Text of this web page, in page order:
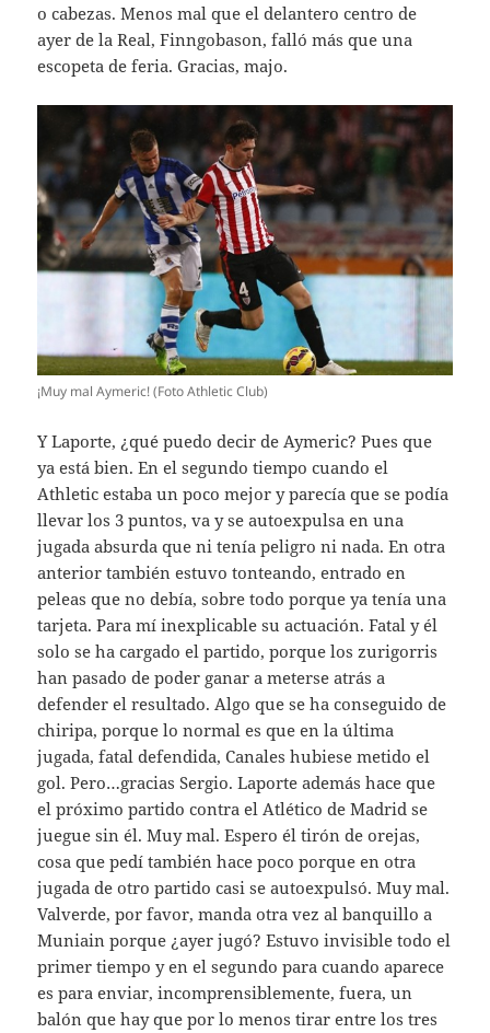
o cabezas. Menos mal que el delantero centro de
ayer de la Real, Finngobason, falló más que una
escopeta de feria. Gracias, majo.
¡Muy mal Aymeric! (Foto Athletic Club)
Y Laporte, ¿qué puedo decir de Aymeric? Pues que
ya está bien. En el segundo tiempo cuando el
Athletic estaba un poco mejor y parecía que se podía
llevar los 3 puntos, va y se autoexpulsa en una
jugada absurda que ni tenía peligro ni nada. En otra
anterior también estuvo tonteando, entrado en
peleas que no debía, sobre todo porque ya tenía una
tarjeta. Para mí inexplicable su actuación. Fatal y él
solo se ha cargado el partido, porque los zurigorris
han pasado de poder ganar a meterse atrás a
defender el resultado. Algo que se ha conseguido de
chiripa, porque lo normal es que en la última
jugada, fatal defendida, Canales hubiese metido el
gol. Pero…gracias Sergio. Laporte además hace que
el próximo partido contra el Atlético de Madrid se
juegue sin él. Muy mal. Espero él tirón de orejas,
cosa que pedí también hace poco porque en otra
jugada de otro partido casi se autoexpulsó. Muy mal.
Valverde, por favor, manda otra vez al banquillo a
Muniain porque ¿ayer jugó? Estuvo invisible todo el
primer tiempo y en el segundo para cuando aparece
es para enviar, incomprensiblemente, fuera, un
balón que hay que por lo menos tirar entre los tres